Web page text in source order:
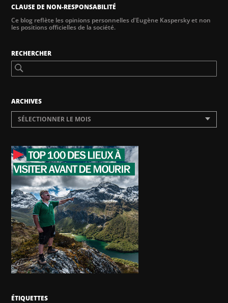
CLAUSE DE NON-RESPONSABILITÉ
Ce blog reflète les opinions personnelles d'Eugène Kaspersky et non
les positions officielles de la société.
RECHERCHER
ARCHIVES
SÉLECTIONNER LE MOIS
ÉTIQUETTES